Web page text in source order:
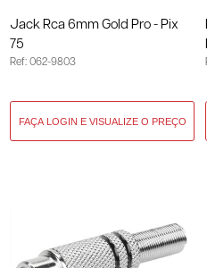
Jack Rca 6mm Gold Pro - Pix
75
Ref: 062-9803